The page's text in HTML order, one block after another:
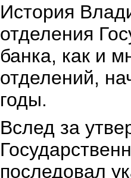
История
отделения
банка, как и
отделений,
годы.
Вслед за
последовал